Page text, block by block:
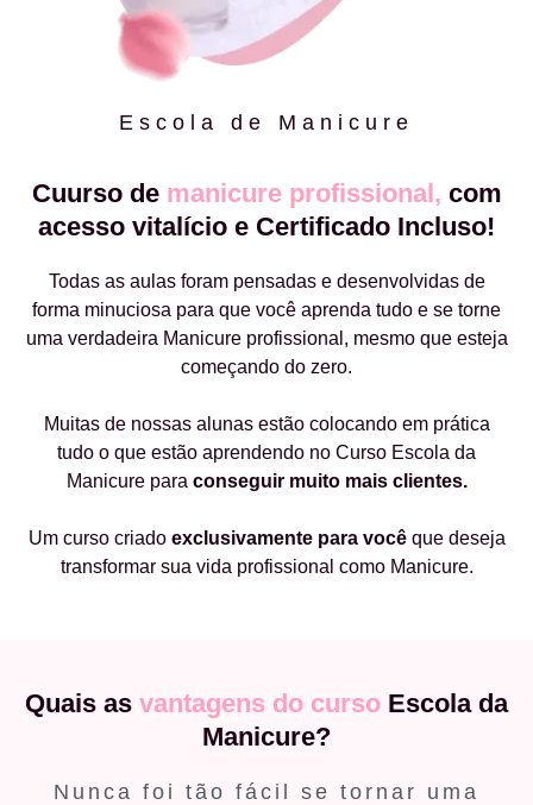
Escola de Manicure
Cuurso de manicure profissional, com
acesso vitalício e Certificado Incluso!
Todas as aulas foram pensadas e desenvolvidas de
forma minuciosa para que você aprenda tudo e se torne
uma verdadeira Manicure profissional, mesmo que esteja
começando do zero.
Muitas de nossas alunas estão colocando em prática
tudo o que estão aprendendo no Curso Escola da
Manicure para conseguir muito mais clientes.
Um curso criado exclusivamente para vocêque deseja
transformar sua vida profissional como Manicure.
Quais as vantagens do curso Escola da
Manicure?
Nunca foi tão fácil se tornar uma